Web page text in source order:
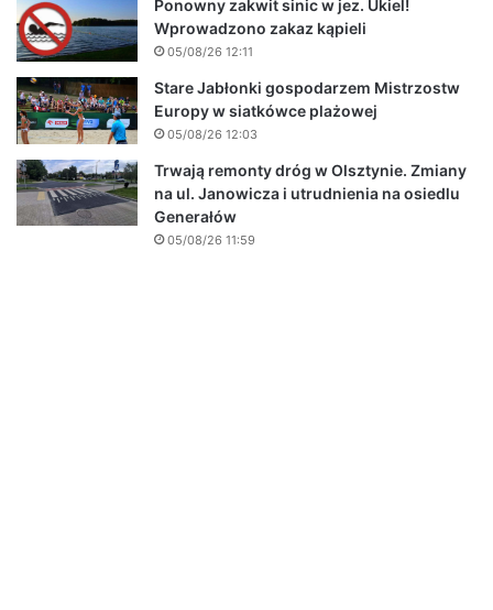
Ponowny zakwit sinic w jez. Ukiel!
Wprowadzono zakaz kąpieli
05/08/26 12:11
Stare Jabłonki gospodarzem Mistrzostw
Europy w siatkówce plażowej
05/08/26 12:03
Trwają remonty dróg w Olsztynie. Zmiany
na ul. Janowicza i utrudnienia na osiedlu
Generałów
05/08/26 11:59